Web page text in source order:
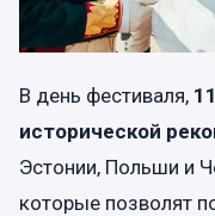
В день фестиваля,
исторической
Эстонии, Польши и
которые позволят